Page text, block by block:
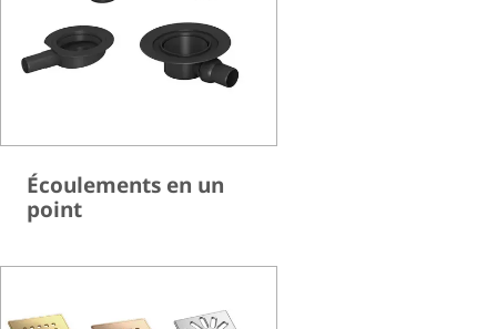
Écoulements en un
point